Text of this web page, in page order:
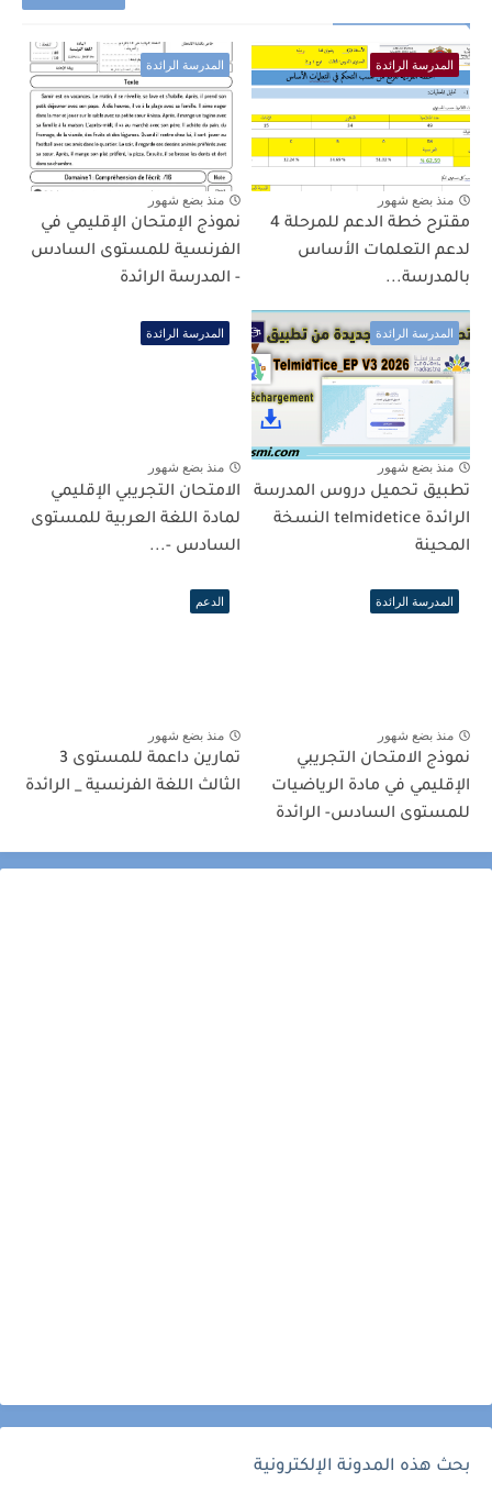
المدرسة الرائدة
منذ بضع شهور
مقترح خطة الدعم للمرحلة 4
لدعم التعلمات الأساس
بالمدرسة...
المدرسة الرائدة
منذ بضع شهور
نموذج الإمتحان الإقليمي في
الفرنسية للمستوى السادس
- المدرسة الرائدة
المدرسة الرائدة
منذ بضع شهور
تطبيق تحميل دروس المدرسة
الرائدة telmidetice النسخة
المحينة
المدرسة الرائدة
منذ بضع شهور
الامتحان التجريبي الإقليمي
لمادة اللغة العربية للمستوى
السادس -...
المدرسة الرائدة
منذ بضع شهور
نموذج الامتحان التجريبي
الإقليمي في مادة الرياضيات
للمستوى السادس- الرائدة
الدعم
منذ بضع شهور
تمارين داعمة للمستوى 3
الثالث اللغة الفرنسية _ الرائدة
بحث هذه المدونة الإلكترونية